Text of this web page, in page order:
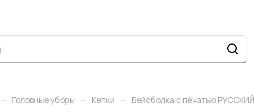
– Головные уборы – Кепки – Бейсболка с печатью